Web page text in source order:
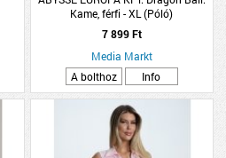
Kame, férfi - XL (Póló)
7 899 Ft
Media Markt
A bolthoz
Info